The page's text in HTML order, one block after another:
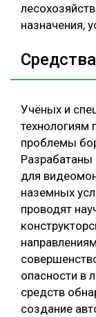
назначения,
Учёных и
технологиям
проблемы
Разрабатаны
для
наземных
проводят
опасности в
средств
создание